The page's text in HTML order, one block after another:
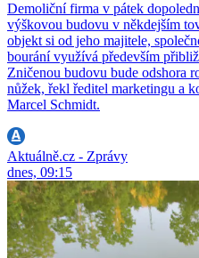
Demoliční firma v pátek
výškovou budovu v někdejším
objekt si od jeho majitele,
bourání využívá především
Zničenou budovu bude odshora
nůžek, řekl ředitel marketingu a
Marcel Schmidt.
Aktuálně.cz - Zprávy
dnes, 09:15